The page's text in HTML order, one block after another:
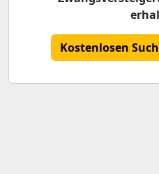
Kostenlosen